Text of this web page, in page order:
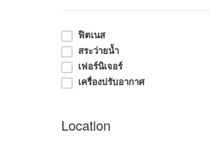
Newly built house with
bedrooms, 4 bathrooms, 1
flooring, we use good granite
the garden, no chaotic
ฟิตเนส
สระว่ายน้ำ
เฟอร์นิเจอร์
เครื่องปรับอากาศ
Location